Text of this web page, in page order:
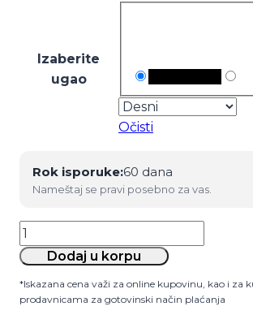
Izaberite
ugao
Očisti
Rok isporuke:60 dana
Nameštaj se pravi posebno za vas.
Ugaona
garnitura
količina
Dodaj u korpu
*Iskazana cena važi za online kupovinu, kao i za
prodavnicama za gotovinski način plaćanja